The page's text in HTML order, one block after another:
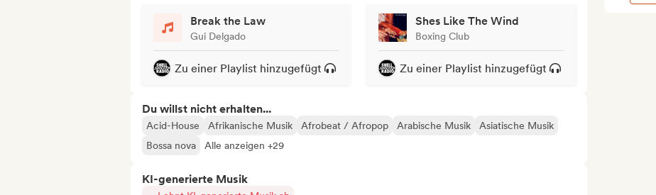
Break the Law
Gui Delgado
Zu einer Playlist hinzugefügt
Shes Like The Wind
Boxing Club
Zu einer Playlist hinzugefügt
Du willst nicht erhalten...
Acid-House Afrikanische Musik Afrobeat / Afropop Arabische Musik
Asiatische Musik
Bossa nova
Alle anzeigen +29
KI-generierte Musik